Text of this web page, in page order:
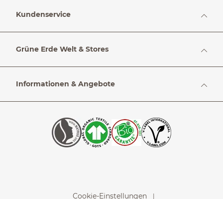
Kundenservice
Grüne Erde Welt & Stores
Informationen & Angebote
Cookie-Einstellungen